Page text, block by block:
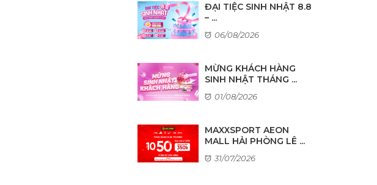
ĐẠI TIỆC SINH NHẬT 8.8
– ...
06/08/2026
MỪNG KHÁCH HÀNG
SINH NHẬT THÁNG ...
01/08/2026
MAXXSPORT AEON
MALL HẢI PHÒNG LÊ ...
31/07/2026